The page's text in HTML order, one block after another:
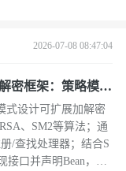
2026-07-08 08:47:04
密框架：策略模式
式设计可扩展加解密
、SM2等算法；通
/查找处理器；结合S
接口并声明Bean，零